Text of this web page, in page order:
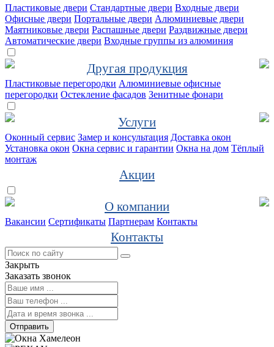
Пластиковые двери Стандартные двери Входные двери
Офисные двери Портальные двери Алюминиевые двери
Маятниковые двери Распашные двери Раздвижные двери
Автоматические двери Входные группы из алюминия
Другая продукция
Пластиковые перегородки Алюминиевые офисные
перегородки Остекление фасадов Зенитные фонари
Услуги
Оконный сервис Замер и консультация Доставка окон
Установка окон Окна сервис и гарантии Окна на дом Тёплый
монтаж
Акции
О компании
Вакансии Сертификаты Партнерам Контакты
Контакты
Закрыть
Заказать звонок
Отправить